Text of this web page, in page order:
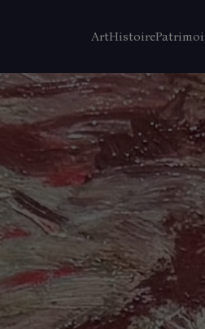
ArtHistoire